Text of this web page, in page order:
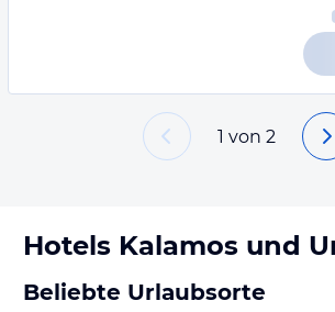
1 von 2
Hotels Kalamos und
Beliebte Urlaubsorte